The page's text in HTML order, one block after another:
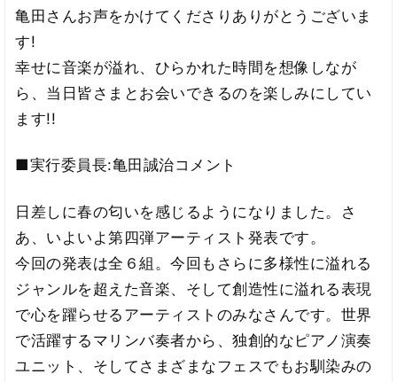
亀田さんお声をかけてくださりありがとうございま
す!
幸せに音楽が溢れ、ひらかれた時間を想像しなが
ら、当日皆さまとお会いできるのを楽しみにしてい
ます!!
■実行委員長:亀田誠治コメント
日差しに春の匂いを感じるようになりました。さ
あ、いよいよ第四弾アーティスト発表です。
今回の発表は全６組。今回もさらに多様性に溢れる
ジャンルを超えた音楽、そして創造性に溢れる表現
で心を躍らせるアーティストのみなさんです。世界
で活躍するマリンバ奏者から、独創的なピアノ演奏
ユニット、そしてさまざまなフェスでもお馴染みの